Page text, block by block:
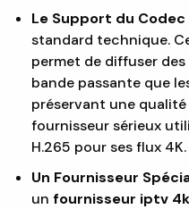
Le Support du Codec
standard technique.
permet de diffuser
bande passante que
préservant une qualité
fournisseur sérieux
H.265 pour ses flux 4K.
Un Fournisseur
un fournisseur iptv 4k